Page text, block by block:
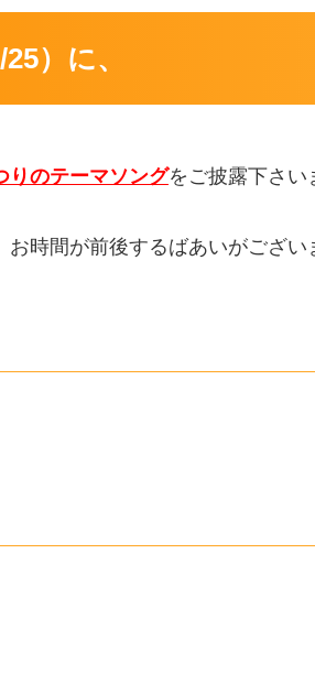
）に、
りのテーマソングをご披露下さい
時間が前後するばあいがござい